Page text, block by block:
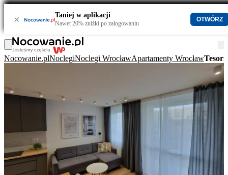
× Taniej w aplikacji
Nawet 20% zniżki po zalogowaniu
OTWÓRZ
Nocowanie.plNoclegiNoclegi WrocławApartamenty Wrocław